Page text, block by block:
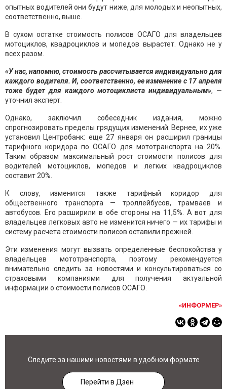
опытных водителей они будут ниже, для молодых и неопытных,
соответственно, выше.
В сухом остатке стоимость полисов ОСАГО для владельцев
мотоциклов, квадроциклов и мопедов вырастет. Однако не у
всех разом.
«У нас, напомню, стоимость рассчитывается индивидуально для
каждого водителя. И, соответственно, ее изменение с 17 апреля
тоже будет для каждого мотоциклиста индивидуальным», —
уточнил эксперт.
Однако, заключил собеседник издания, можно
спрогнозировать пределы грядущих изменений. Вернее, их уже
установил Центробанк: еще 27 января он расширил границы
тарифного коридора по ОСАГО для мототранспорта на 20%.
Таким образом максимальный рост стоимости полисов для
водителей мотоциклов, мопедов и легких квадроциклов
составит 20%.
К слову, изменится также тарифный коридор для
общественного транспорта — троллейбусов, трамваев и
автобусов. Его расширили в обе стороны на 11,5%. А вот для
владельцев легковых авто не изменится ничего — их тарифы и
систему расчета стоимости полисов оставили прежней.
Эти изменения могут вызвать определенные беспокойства у
владельцев мототранспорта, поэтому рекомендуется
внимательно следить за новостями и консультироваться со
страховыми компаниями для получения актуальной
информации о стоимости полисов ОСАГО.
«ИНФОРМЕР»
Следите за нашими новостями в удобном формате
Перейти в Дзен